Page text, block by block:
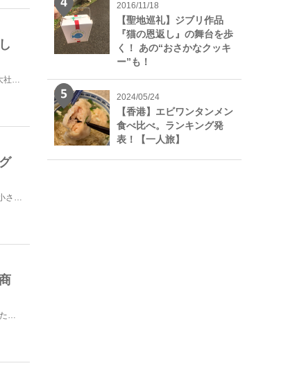
こんにちは、Bremenです。今年お正月に訪ねた八重垣神社。出雲大社と並んで “縁結びの...
こんにちは！いくみんです^o^ 初めての鳥取旅行で、鳥取県で一番小さい町「江府町（こうふちょう）」へ...
2016/11/18
【聖地巡礼】ジブリ作品
『猫の恩返し』の舞台を歩
く！ あの“おさかなクッキ
ー”も！
2024/05/24
【香港】エビワンタンメン
食べ比べ。ランキング発
表！【一人旅】